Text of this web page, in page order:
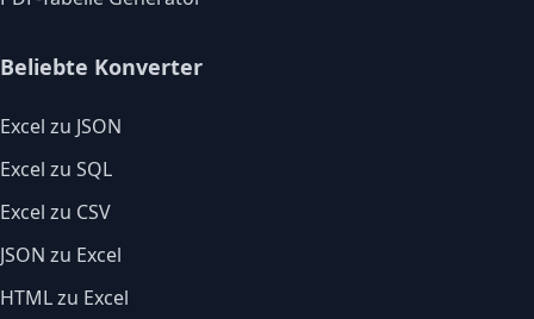
Beliebte Konverter
Excel zu JSON
Excel zu SQL
Excel zu CSV
JSON zu Excel
HTML zu Excel